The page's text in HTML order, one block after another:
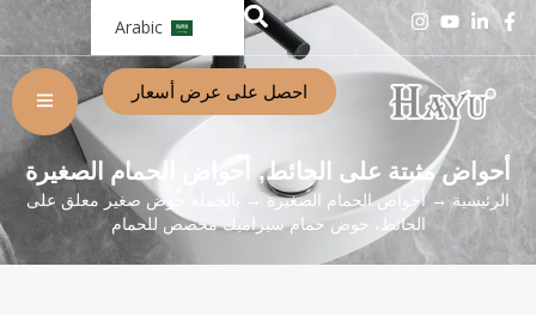
Arabic
احصل على عرض أسعار
أحواض مثبتة على الحائط, أحواض الحمام الصغيرة
الرئيسية→أحواض الحمام الصغيرة→ بالجملة حوض صغير معلق على
الحائط، حوض حمام سيراميك مخصص للحمام